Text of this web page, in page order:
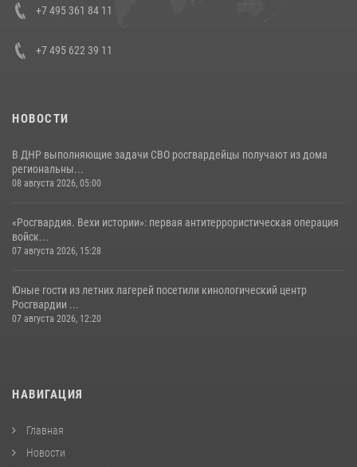
+7 495 361 84 11
+7 495 622 39 11
НОВОСТИ
В ДНР выполняющие задачи СВО росгвардейцы получают из дома
региональны...
08 августа 2026, 05:00
«Росгвардия. Вехи истории»: первая антитеррористическая операция
войск...
07 августа 2026, 15:28
Юные гости из летних лагерей посетили кинологический центр
Росгвардии ...
07 августа 2026, 12:20
НАВИГАЦИЯ
Главная
Новости